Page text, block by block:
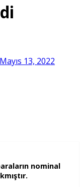
Mayıs 13, 2022
nominal